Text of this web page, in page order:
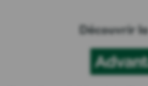
Découvrir